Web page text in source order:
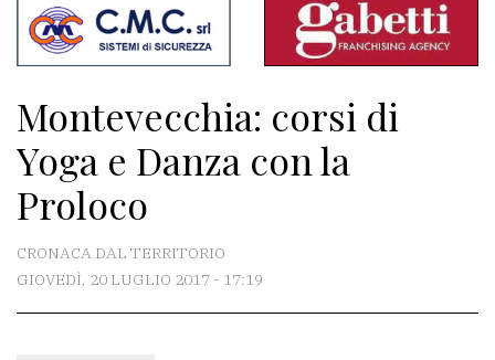
del
sito
Associazioni
Meteo
CONTATTI
Montevecchia: corsi di
Yoga e Danza con la
Proloco
CRONACA DAL TERRITORIO
GIOVEDÌ, 20 LUGLIO 2017 - 17:19